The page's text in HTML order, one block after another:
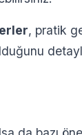
, pratik